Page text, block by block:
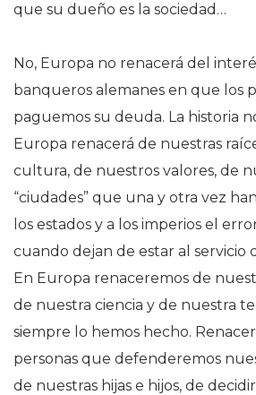
que su dueño es la sociedad…
No, Europa no renacerá del
banqueros alemanes en que los
paguemos su deuda. La historia
Europa renacerá de nuestras
cultura, de nuestros valores, de
“ciudades” que una y otra vez
los estados y a los imperios el
cuando dejan de estar al servicio
En Europa renaceremos de
de nuestra ciencia y de nuestra
siempre lo hemos hecho.
personas que defenderemos
de nuestras hijas e hijos, de